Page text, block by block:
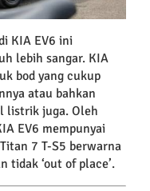
KIA EV6 ini
lebih sangar. KIA
bod yang cukup
atau bahkan
listrik juga. Oleh
EV6 mempunyai
7 T-S5 berwarna
tidak ‘out of place’.